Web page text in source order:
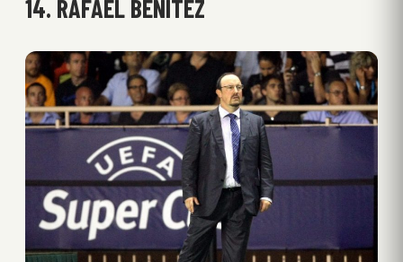
14. RAFAEL BENÍTEZ